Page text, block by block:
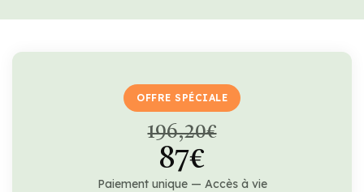
OFFRE SPÉCIALE
196,20€
87€
Paiement unique — Accès à vie